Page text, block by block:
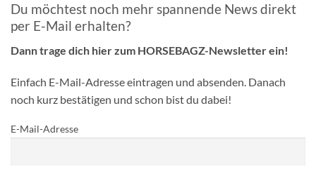
Du möchtest noch mehr spannende News direkt
per E-Mail erhalten?
Dann trage dich hier zum HORSEBAGZ-Newsletter ein!
Einfach E-Mail-Adresse eintragen und absenden. Danach
noch kurz bestätigen und schon bist du dabei!
E-Mail-Adresse